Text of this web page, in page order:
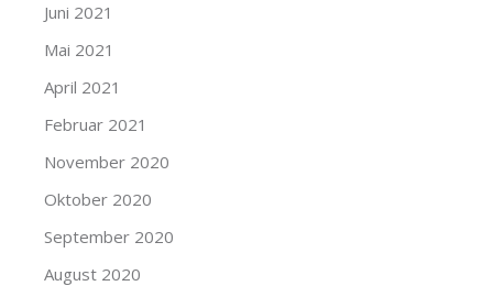
Juni 2021
Mai 2021
April 2021
Februar 2021
November 2020
Oktober 2020
September 2020
August 2020